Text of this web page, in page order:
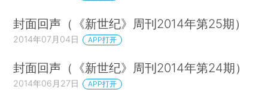
封面回声（《新世纪》周刊2014年第25期）
2014年07月04日 APP打开
封面回声（《新世纪》周刊2014年第24期）
2014年06月27日 APP打开